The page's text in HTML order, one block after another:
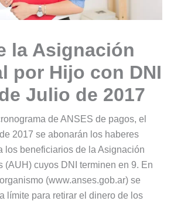
la Asignación
por Hijo con DNI
Julio de 2017
de ANSES de pagos, el
2017 se abonarán los haberes
los beneficiarios de la Asignación
(AUH) cuyos DNI terminen en 9. En
(www.anses.gob.ar) se
límite para retirar el dinero de los